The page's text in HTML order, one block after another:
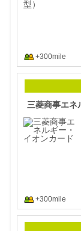
+300mile
三菱商事エネ
+300mile